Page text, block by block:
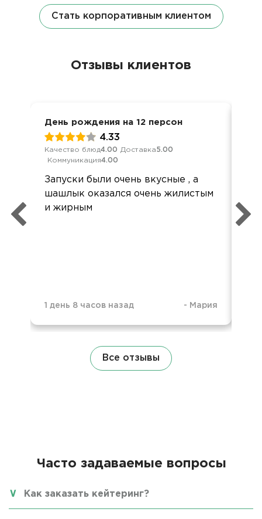
Стать корпоративным клиентом
Отзывы клиентов
День рождения на 12 персон
4.33
Качество блюд4.00 Доставка5.00
Коммуникация4.00
Запуски были очень вкусные , а
шашлык оказался очень жилистым
и жирным
1 день 8 часов назад - Мария
Все отзывы
Часто задаваемые вопросы
Как заказать кейтеринг?